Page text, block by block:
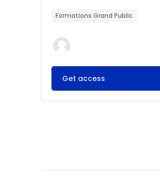
Formations Grand Public
Get access